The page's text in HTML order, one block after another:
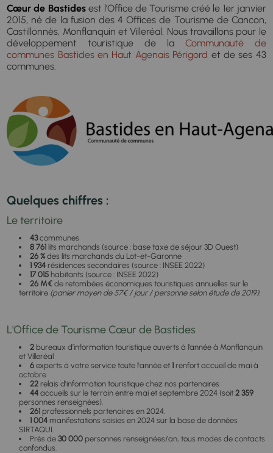
Cœur de Bastidesest l’Office de Tourisme créé le 1er janvier
2015, né de la fusion des 4 Offices de Tourisme de Cancon,
Castillonnès, Monflanquin et Villeréal. Nous travaillons pour le
développement touristique de la Communauté de
communes Bastides en Haut Agenais Périgord et de ses 43
communes.
Quelques chiffres :
Le territoire
43communes
8 761 lits marchands (source : base taxe de séjour 3D Ouest)
26 %des lits marchands du Lot-et-Garonne
1 934 résidences secondaires (source : INSEE 2022)
17 015 habitants (source : INSEE 2022)
26 M€ de retombées économiques touristiques annuelles sur le
territoire (panier moyen de 57€ / jour / personne selon étude de 2019).
L'Office de Tourisme Cœur de Bastides
2 bureaux d’information touristique ouverts à l’année à Monflanquin
et Villeréal
6 experts à votre service toute l'année et1 renfort accueil de mai à
octobre
22 relais d'information touristique chez nos partenaires
44 accueils sur le terrain entre mai et septembre 2024 (soit2 359
personnes renseignées).
261 professionnels partenaires en 2024.
1 004 manifestations saisies en 2024 sur la base de données
SIRTAQUI.
Près de30 000 personnes renseignées/an, tous modes de contacts
confondus.